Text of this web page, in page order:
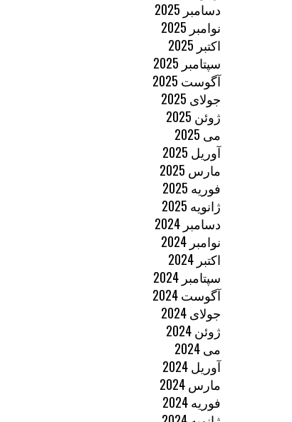
دسامبر 2025
نوامبر 2025
اکتبر 2025
سپتامبر 2025
آگوست 2025
جولای 2025
ژوئن 2025
می 2025
آوریل 2025
مارس 2025
فوریه 2025
ژانویه 2025
دسامبر 2024
نوامبر 2024
اکتبر 2024
سپتامبر 2024
آگوست 2024
جولای 2024
ژوئن 2024
می 2024
آوریل 2024
مارس 2024
فوریه 2024